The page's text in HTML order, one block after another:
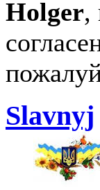
Holger,
Slavnyj